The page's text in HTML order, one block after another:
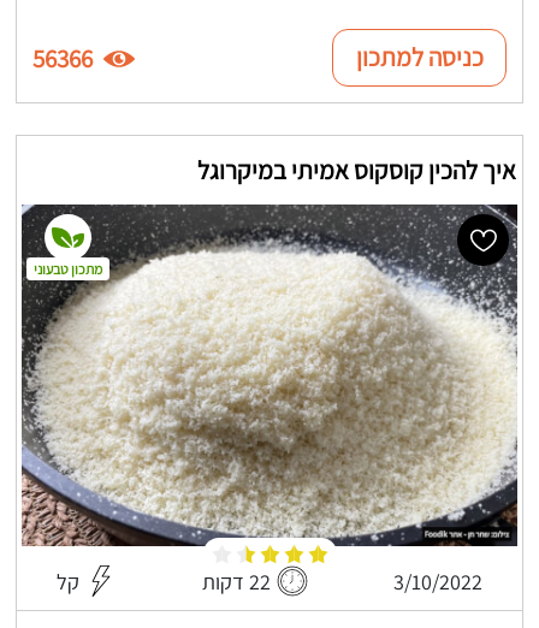
כניסה למתכון 56366
איך להכין קוסקוס אמיתי במיקרוגל
3/10/2022 22 דקות קל
מתכון טבעוני